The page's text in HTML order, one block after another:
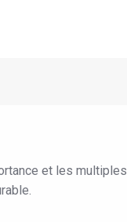
et les multiples